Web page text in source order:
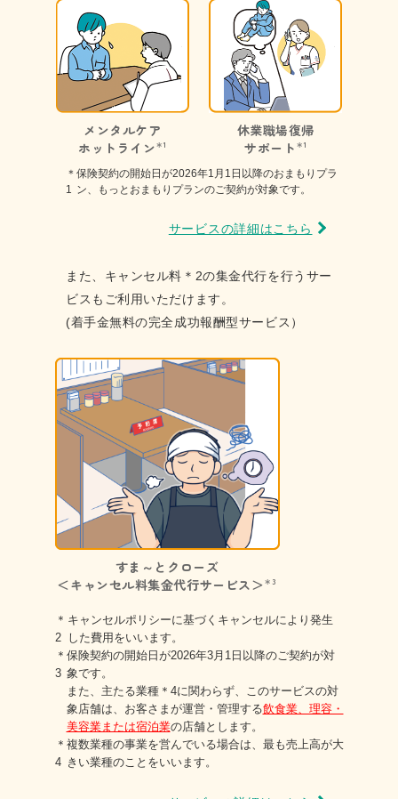
メンタルケア
ホットライン＊1
休業職場復帰
サポート ＊1
＊
1
保険契約の開始日が2026年1月1日以降のおまもりプラ
ン、もっとおまもり プランのご契約が対象です。
サービスの詳細はこちら
また、キャンセル料 ＊2の集金代行を行うサー
ビスもご利用いただけます。
(着手金無料の完全成功報酬型サービス）
すま～とクローズ
＜キャンセル料集金代行サービス＞＊3
＊
2
キャンセルポリシーに基づくキャンセルにより発生
した費用をいいます。
＊
3
保険契約の開始日が2026年3月1日以降のご契約が対
象です。
また、主たる業種＊4に関わらず、このサービスの対
象店舗は、お客さまが運営・管理する飲食業、理容・
美容業または宿泊業の店舗とします。
＊
4
複数業種の事業を営んでいる場合は、最も売上高が大
きい業種のことをいいます。